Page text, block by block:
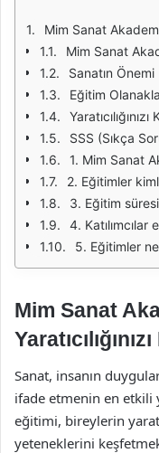
Mim Sanat
Mim Sanat
Sanatın Önemi
Eğitim
SSS (Sıkça
1. Mim Sanat
2. Eğitimler
3. Eğitim
4.
5. Eğitimler
Mim Sanat
Sanat, insanın
ifade etmenin en etkili
eğitimi, bireylerin
yeteneklerini